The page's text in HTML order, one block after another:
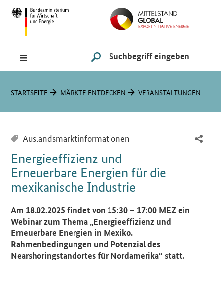
Suche
SUCHE STARTEN
Sie sind hier:
STARTSEITE MÄRKTE ENTDECKEN VERANSTALTUNGEN
Auslandsmarktinformationen
Energieeffizienz und
Erneuerbare Energien für die
mexikanische Industrie
Am 18.02.2025 findet von 15:30 – 17:00 MEZ ein
Webinar zum Thema „Energieeffizienz und
Erneuerbare Energien in Mexiko.
Rahmenbedingungen und Potenzial des
Nearshoringstandortes für Nordamerika“ statt.